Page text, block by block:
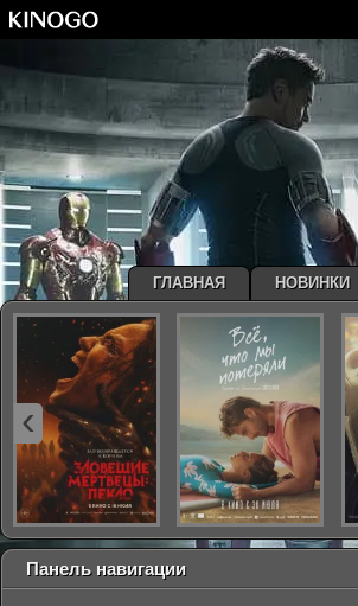
Панель навигации
ГЛАВНАЯ НОВИНКИ
‹